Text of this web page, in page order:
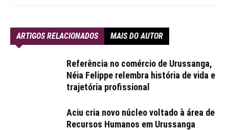
ARTIGOS RELACIONADOS MAIS DO AUTOR
Referência no comércio de Urussanga,
Néia Felippe relembra história de vida e
trajetória profissional
Aciu cria novo núcleo voltado à área de
Recursos Humanos em Urussanga